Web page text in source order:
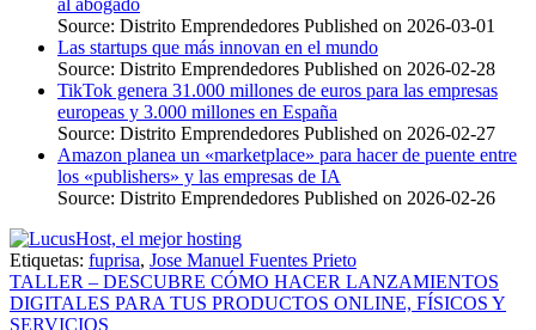
Source: Distrito Emprendedores Published on 2026-03-01
Las startups que más innovan en el mundo
Source: Distrito Emprendedores Published on 2026-02-28
TikTok genera 31.000 millones de euros para las empresas
europeas y 3.000 millones en España
Source: Distrito Emprendedores Published on 2026-02-27
Amazon planea un «marketplace» para hacer de puente entre
los «publishers» y las empresas de IA
Source: Distrito Emprendedores Published on 2026-02-26
Etiquetas: fuprisa, Jose Manuel Fuentes Prieto
Navegación
de
TALLER – DESCUBRE CÓMO HACER LANZAMIENTOS
DIGITALES PARA TUS PRODUCTOS ONLINE, FÍSICOS Y
SERVICIOS